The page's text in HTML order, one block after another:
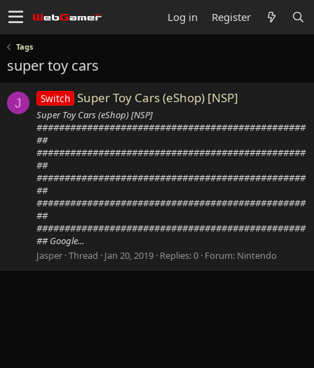
Log in Register
Tags
super toy cars
J Switch Super Toy Cars (eShop) [NSP]
Super Toy Cars (eShop) [NSP]
################################################
##
################################################
##
################################################
##
################################################
##
################################################
## Google...
Jasper Thread Jan 20, 2019 Replies: 0 Forum: Nintendo